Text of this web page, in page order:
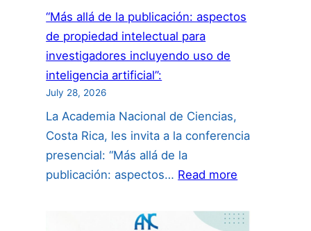
“Más allá de la publicación: aspectos
de propiedad intelectual para
investigadores incluyendo uso de
inteligencia artificial”:
July 28, 2026
La Academia Nacional de Ciencias,
Costa Rica, les invita a la conferencia
presencial: “Más allá de la
publicación: aspectos… Read more
allá